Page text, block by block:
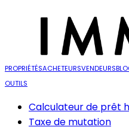
PROPRIÉTÉSACHETEURSVENDEURS
OUTILS
Calculateur de prêt
Taxe de mutation